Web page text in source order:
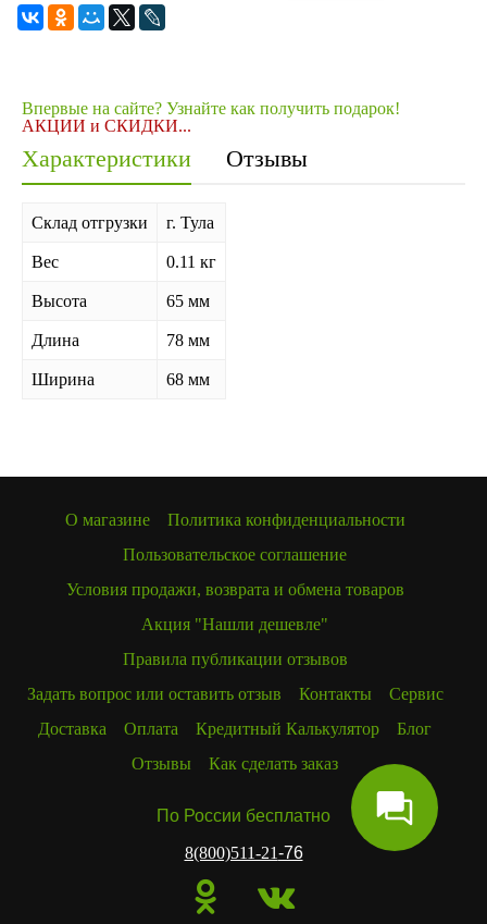
Впервые на сайте? Узнайте как получить подарок!
АКЦИИ и СКИДКИ...
Характеристики Отзывы
Склад отгрузки г. Тула
Вес 0.11 кг
Высота 65 мм
Длина 78 мм
Ширина 68 мм
О магазине
Политика конфиденциальности
Пользовательское соглашение
Условия продажи, возврата и обмена товаров
Акция "Нашли дешевле"
Правила публикации отзывов
Задать вопрос или оставить отзыв
Контакты
Сервис
Доставка
Оплата Кредитный Калькулятор
Блог
Отзывы
Как сделать заказ
По России бесплатно
8(800)511-21-76